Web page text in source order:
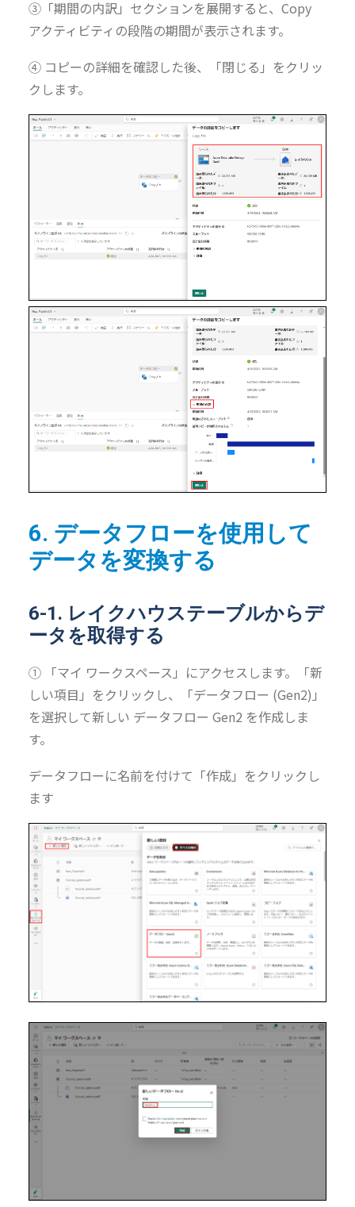
③「期間の内訳」セクションを展開すると、Copy
アクティビティの段階の期間が表示されます。
④ コピーの詳細を確認した後、「閉じる」をクリッ
クします。
6. データフローを使用して
データを変換する
6-1. レイクハウステーブルからデ
ータを取得する
① 「マイ ワークスペース」にアクセスします。「新
しい項目」をクリックし、「データフロー (Gen2)」
を選択して新しい データフロー Gen2 を作成しま
す。
データフローに名前を付けて「作成」をクリックし
ます